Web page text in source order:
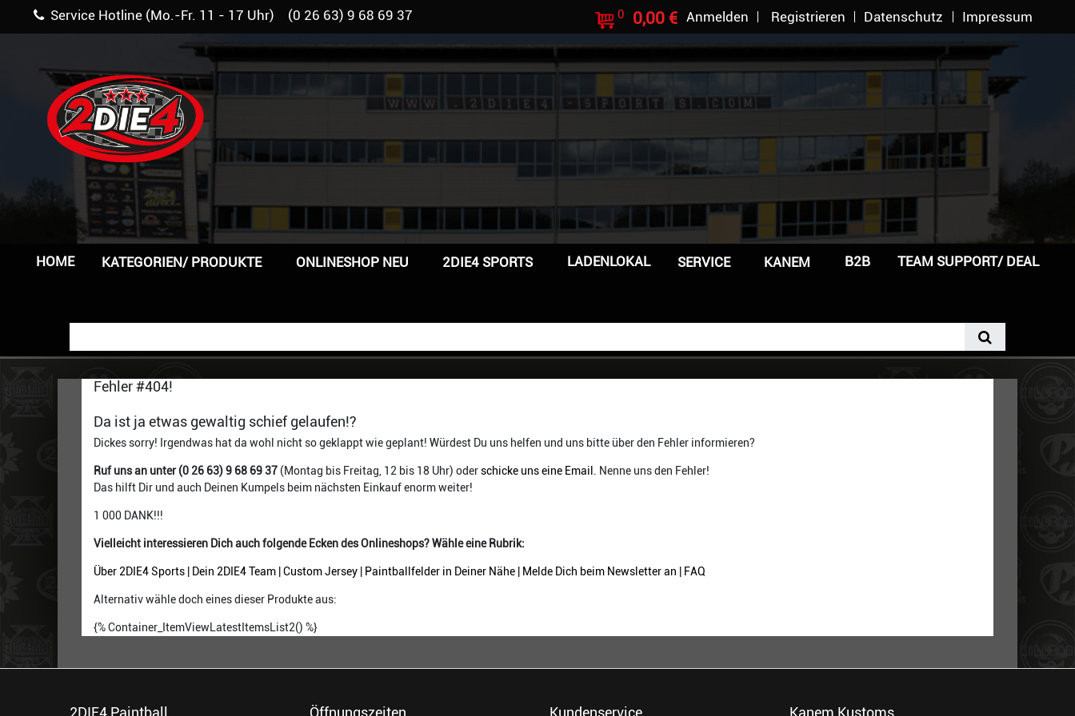
Service Hotline (Mo.-Fr. 11 - 17 Uhr) (0 26 63) 9 68 69 37 0 0,00 € Anmelden Registrieren Datenschutz Impressum
HOME KATEGORIEN/ PRODUKTE ONLINESHOP NEU 2DIE4 SPORTS LADENLOKAL SERVICE KANEM B2B TEAM SUPPORT/ DEAL
Fehler #404!
Da ist ja etwas gewaltig schief gelaufen!?
Dickes sorry! Irgendwas hat da wohl nicht so geklappt wie geplant! Würdest Du uns helfen und uns bitte über den Fehler informieren?
Ruf uns an unter (0 26 63) 9 68 69 37 (Montag bis Freitag, 12 bis 18 Uhr) oderschicke uns eine Email
. Nenne uns den Fehler!
Das hilft Dir und auch Deinen Kumpels beim nächsten Einkauf enorm weiter!
1 000 DANK!!!
Vielleicht interessieren Dich auch folgende Ecken des Onlineshops? Wähle eine Rubrik:
Über 2DIE4 Sports Dein 2DIE4 Team Custom Jersey Paintballfelder in Deiner Nähe Melde Dich beim Newsletter an FAQ
Alternativ wähle doch eines dieser Produkte aus:
{% Container_ItemViewLatestItemsList2() %}
2DIE4 Paintball Öffnungszeiten Kundenservice Kanem Kustoms